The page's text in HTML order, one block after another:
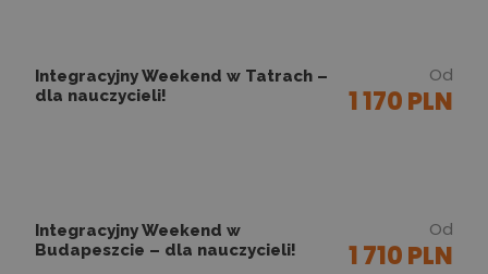
Integracyjny Weekend w Tatrach –
dla nauczycieli!
Od
1 170 PLN
Integracyjny Weekend w
Budapeszcie – dla nauczycieli!
Od
1 710 PLN